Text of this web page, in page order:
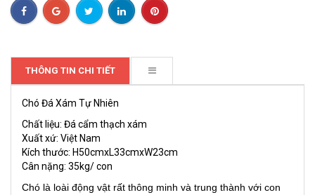
THÔNG TIN CHI TIẾT
Chó Đá Xám Tự Nhiên
Chất liệu: Đá cẩm thạch xám
Xuất xứ: Việt Nam
Kích thước: H50cmxL33cmxW23cm
Cân nặng: 35kg/ con
Chó là loài động vật rất thông minh và trung thành với con